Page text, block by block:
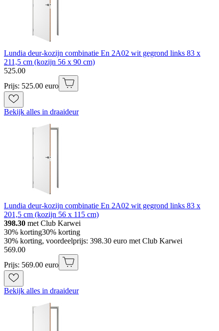
Lundia deur-kozijn combinatie En 2A02 wit gegrond links 83 x
211,5 cm (kozijn 56 x 90 cm)
525.00
Prijs: 525.00 euro
Bekijk alles in draaideur
Lundia deur-kozijn combinatie En 2A02 wit gegrond links 83 x
201,5 cm (kozijn 56 x 115 cm)
398.30 met Club Karwei
30% korting30% korting
30% korting, voordeelprijs: 398.30 euro met Club Karwei
569.00
Prijs: 569.00 euro
Bekijk alles in draaideur